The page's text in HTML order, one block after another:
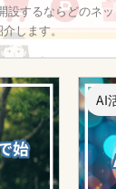
設するならどのネ
します。
AI